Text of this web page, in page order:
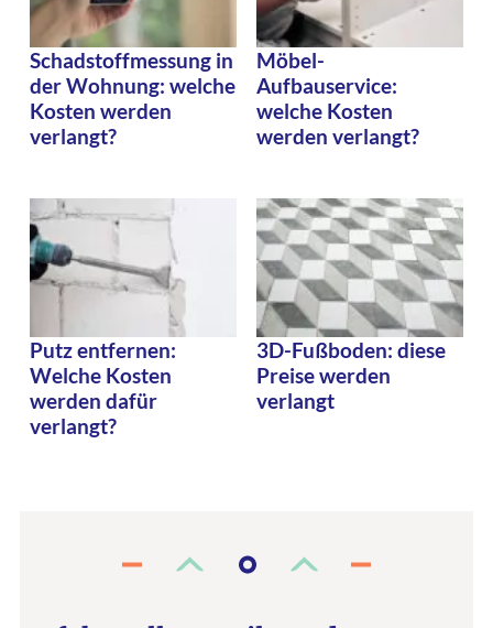
Schadstoffmessung in
der Wohnung: welche
Kosten werden
verlangt?
Möbel-
Aufbauservice:
welche Kosten
werden verlangt?
Putz entfernen:
Welche Kosten
werden dafür
verlangt?
3D-Fußboden: diese
Preise werden
verlangt